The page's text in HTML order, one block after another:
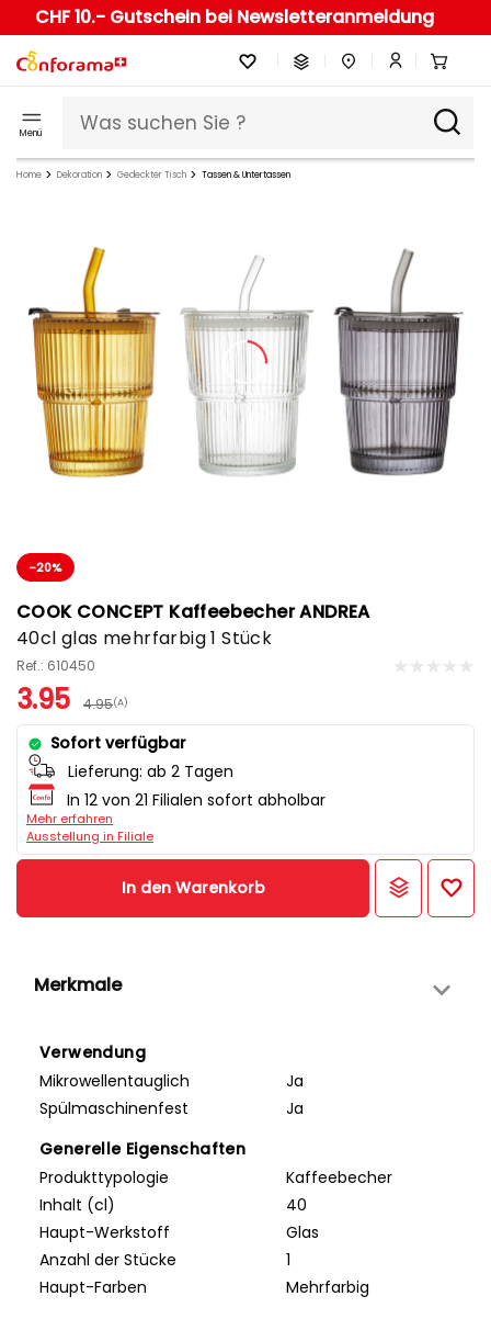
CHF 10.- Gutschein bei Newsletteranmeldung
Menü
Home Dekoration Gedeckter Tisch Tassen & Untertassen
-20%
COOK CONCEPT Kaffeebecher ANDREA
40cl glas mehrfarbig 1 Stück
Ref.: 610450
3.95 4.95(A)
Sofort verfügbar
Lieferung: ab 2 Tagen
In 12 von 21 Filialen sofort abholbar
Mehr erfahren
Ausstellung in Filiale
In den Warenkorb
Merkmale
Verwendung
Mikrowellentauglich
Ja
Spülmaschinenfest
Ja
Generelle Eigenschaften
Produkttypologie
Kaffeebecher
Inhalt (cl)
40
Haupt-Werkstoff
Glas
Anzahl der Stücke
1
Haupt-Farben
Mehrfarbig